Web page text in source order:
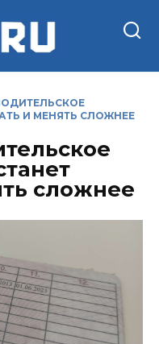
И МЕНЯТЬ СЛОЖНЕЕ
сложнее